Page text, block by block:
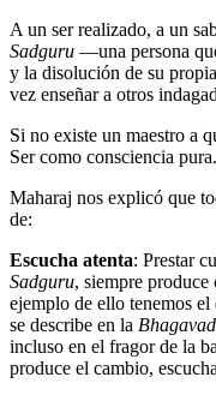
A un ser realizado, a un
Sadguru ―una persona
y la disolución de su
vez enseñar a otros
Si no existe un maestro a
Ser como consciencia pura.
Maharaj nos explicó que
de:
Escucha atenta: Prestar
Sadguru, siempre
ejemplo de ello tenemos
se describe en la
incluso en el fragor de la
produce el cambio,